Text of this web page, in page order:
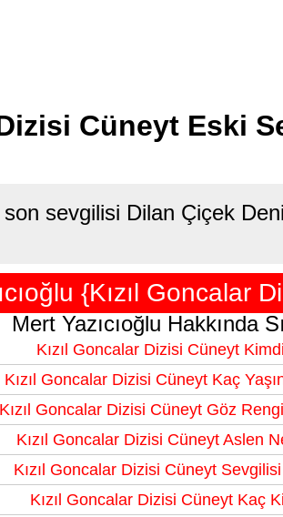
Dizisi Cüneyt Eski
son sevgilisi Dilan Çiçek
{Kızıl Goncalar
Mert Yazıcıoğlu Hakkında
Kızıl Goncalar Dizisi Cüneyt
Kızıl Goncalar Dizisi Cüneyt Kaç
Kızıl Goncalar Dizisi Cüneyt Göz
Kızıl Goncalar Dizisi Cüneyt Aslen
Kızıl Goncalar Dizisi Cüneyt
Kızıl Goncalar Dizisi Cüneyt Kaç